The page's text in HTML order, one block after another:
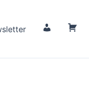
M
c
C
r